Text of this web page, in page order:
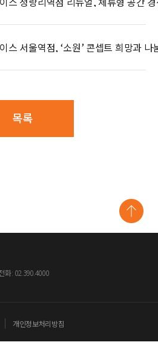
스 서울역점, ‘소원’ 콘셉트 희망과
목록
화: 02.390.4000
개인정보처리방침